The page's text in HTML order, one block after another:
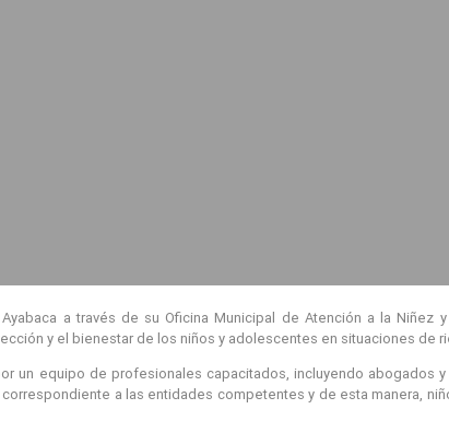
a través de su Oficina Municipal de Atención a la Niñez
y el bienestar de los niños y adolescentes en situaciones de
un equipo de profesionales capacitados, incluyendo abogados
a las entidades competentes y de esta manera,